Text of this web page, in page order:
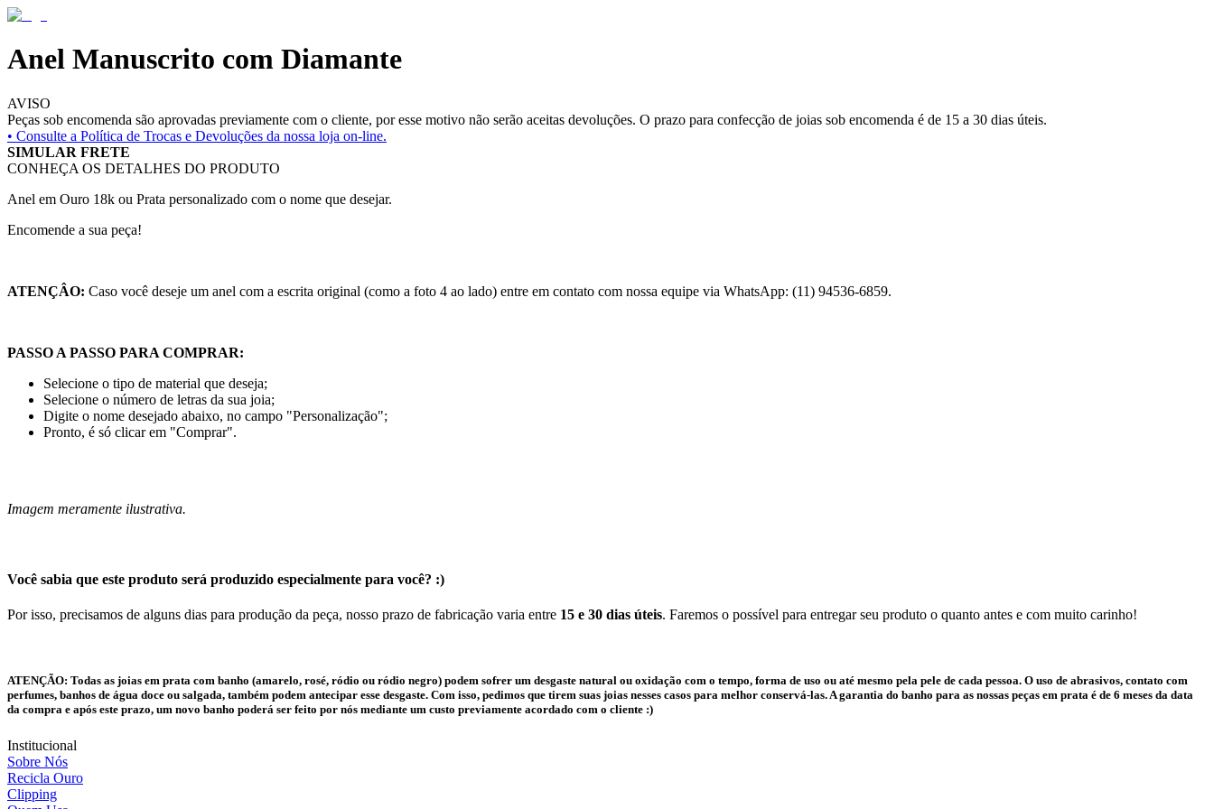
Anel Manuscrito com Diamante
AVISO
Peças sob encomenda são aprovadas previamente com o cliente, por esse motivo não serão aceitas devoluções. O prazo para confecção de joias sob encomenda é de 15 a 30 dias úteis.
• Consulte a Política de Trocas e Devoluções da nossa loja on-line.
SIMULAR FRETE
CONHEÇA OS DETALHES DO PRODUTO
Anel em Ouro 18k ou Prata personalizado com o nome que desejar.
Encomende a sua peça!
ATENÇÂO: Caso você deseje um anel com a escrita original (como a foto 4 ao lado) entre em contato com nossa equipe via WhatsApp: (11) 94536-6859.
PASSO A PASSO PARA COMPRAR:
Selecione o tipo de material que deseja;
Selecione o número de letras da sua joia;
Digite o nome desejado abaixo, no campo "Personalização";
Pronto, é só clicar em "Comprar".
Imagem meramente ilustrativa.
Você sabia que este produto será produzido especialmente para você? :)
Por isso, precisamos de alguns dias para produção da peça, nosso prazo de fabricação varia entre 15 e 30 dias úteis. Faremos o possível para entregar seu produto o quanto antes e com muito carinho!
ATENÇÃO: Todas as joias em prata com banho (amarelo, rosé, ródio ou ródio negro) podem sofrer um desgaste natural ou oxidação com o tempo, forma de uso ou até mesmo pela pele de cada pessoa. O uso de abrasivos, contato com
perfumes, banhos de água doce ou salgada, também podem antecipar esse desgaste. Com isso, pedimos que tirem suas joias nesses casos para melhor conservá-las. A garantia do banho para as nossas peças em prata é de 6 meses da data
da compra e após este prazo, um novo banho poderá ser feito por nós mediante um custo previamente acordado com o cliente :)
Institucional
Sobre Nós
Recicla Ouro
Clipping